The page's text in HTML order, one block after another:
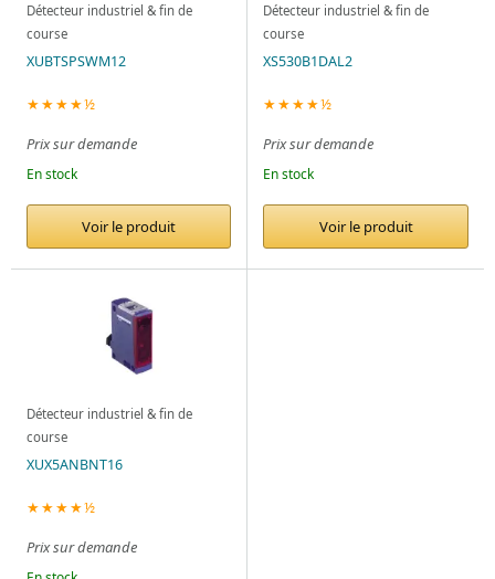
Détecteur industriel & fin de
course
XUBTSPSWM12
★★★★½
Prix sur demande
En stock
Voir le produit
Détecteur industriel & fin de
course
XS530B1DAL2
★★★★½
Prix sur demande
En stock
Voir le produit
Détecteur industriel & fin de
course
XUX5ANBNT16
★★★★½
Prix sur demande